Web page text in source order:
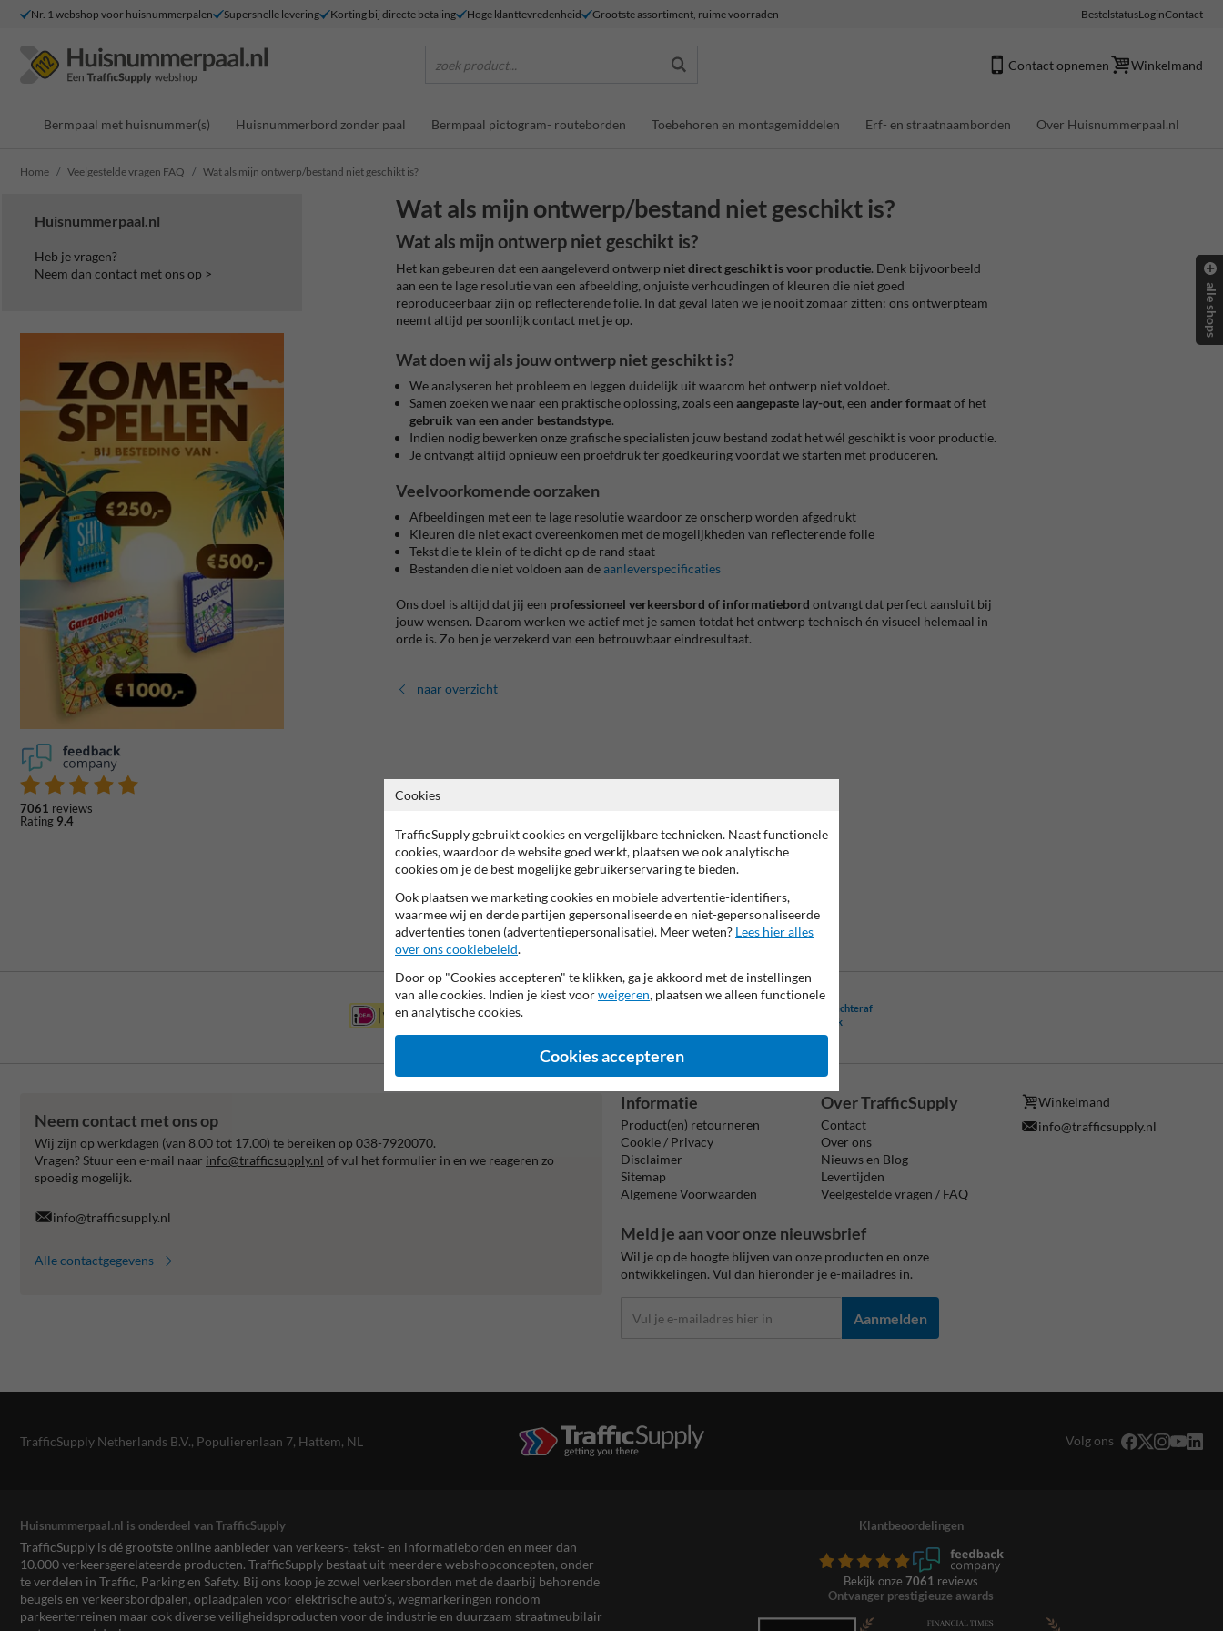
Nr. 1 webshop voor huisnummerpalen Supersnelle levering Korting bij directe betaling Hoge klanttevredenheid Grootste assortiment, ruime voorraden BestelstatusLoginContact
zoek product... Contact opnemen Winkelmand
Bermpaal met huisnummer(s) Huisnummerbord zonder paal Bermpaal pictogram- routeborden Toebehoren en montagemiddelen Erf- en straatnaamborden Over Huisnummerpaal.nl
Home Veelgestelde vragen FAQ Wat als mijn ontwerp/bestand niet geschikt is?
Huisnummerpaal.nl
Heb je vragen?
Neem dan contact met ons op >
7061 reviews
Rating 9.4
Wat als mijn ontwerp/bestand niet geschikt is?
Wat als mijn ontwerp niet geschikt is?
Het kan gebeuren dat een aangeleverd ontwerp niet direct geschikt is voor productie. Denk bijvoorbeeld
aan een te lage resolutie van een afbeelding, onjuiste verhoudingen of kleuren die niet goed
reproduceerbaar zijn op reflecterende folie. In dat geval laten we je nooit zomaar zitten: ons ontwerpteam
neemt altijd persoonlijk contact met je op.
Wat doen wij als jouw ontwerp niet geschikt is?
We analyseren het probleem en leggen duidelijk uit waarom het ontwerp niet voldoet.
Samen zoeken we naar een praktische oplossing, zoals een aangepaste lay-out, een ander formaatof het
gebruik van een ander bestandstype.
Indien nodig bewerken onze grafische specialisten jouw bestand zodat het wél geschikt is voor productie.
Je ontvangt altijd opnieuw een proefdruk ter goedkeuring voordat we starten met produceren.
Veelvoorkomende oorzaken
Afbeeldingen met een te lage resolutie waardoor ze onscherp worden afgedrukt
Kleuren die niet exact overeenkomen met de mogelijkheden van reflecterende folie
Tekst die te klein of te dicht op de rand staat
Bestanden die niet voldoen aan deaanleverspecificaties
Ons doel is altijd dat jij een professioneel verkeersbord of informatiebord ontvangt dat perfect aansluit bij
jouw wensen. Daarom werken we actief met je samen totdat het ontwerp technisch én visueel helemaal in
orde is. Zo ben je verzekerd van een betrouwbaar eindresultaat.
naar overzicht
Betaling achteraf
is mogelijk
Neem contact met ons op
Wij zijn op werkdagen (van 8.00 tot 17.00) te bereiken op 038-7920070.
Vragen? Stuur een e-mail naar info@trafficsupply.nl of vul het formulier in en we reageren zo
spoedig mogelijk.
info@trafficsupply.nl
Alle contactgegevens
Informatie
Product(en) retourneren
Cookie / Privacy
Disclaimer
Sitemap
Algemene Voorwaarden
Over TrafficSupply
Contact
Over ons
Nieuws en Blog
Levertijden
Veelgestelde vragen / FAQ
Winkelmand
info@trafficsupply.nl
Meld je aan voor onze nieuwsbrief
Wil je op de hoogte blijven van onze producten en onze
ontwikkelingen. Vul dan hieronder je e-mailadres in.
Aanmelden
TrafficSupply Netherlands B.V., Populierenlaan 7, Hattem, NL Volg ons
Huisnummerpaal.nl is onderdeel van TrafficSupply
TrafficSupply is dé grootste online aanbieder van verkeers-, tekst- en informatieborden en meer dan
10.000 verkeersgerelateerde producten. TrafficSupply bestaat uit meerdere webshopconcepten, onder
te verdelen in Traffic, Parking en Safety. Bij ons koop je zowel verkeersborden met de daarbij behorende
beugels en verkeersbordpalen, oplaadpalen voor elektrische auto’s, wegmarkeringen rondom
parkeerterreinen maar ook diverse veiligheidsproducten voor de industrie en duurzaam straatmeubilair
Klantbeoordelingen
Bekijk onze 7061 reviews
Ontvanger prestigieuze awards
alle shops
Cookies
TrafficSupply gebruikt cookies en vergelijkbare technieken. Naast functionele
cookies, waardoor de website goed werkt, plaatsen we ook analytische
cookies om je de best mogelijke gebruikerservaring te bieden.
Ook plaatsen we marketing cookies en mobiele advertentie-identifiers,
waarmee wij en derde partijen gepersonaliseerde en niet-gepersonaliseerde
advertenties tonen (advertentiepersonalisatie). Meer weten? Lees hier alles
over ons cookiebeleid.
Door op "Cookies accepteren" te klikken, ga je akkoord met de instellingen
van alle cookies. Indien je kiest voorweigeren, plaatsen we alleen functionele
en analytische cookies.
Cookies accepteren